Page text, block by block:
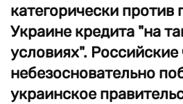
категорически против
Украине кредита "на
условиях".
небезосновательно
украинское